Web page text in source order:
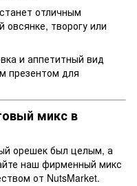
отличным
овсянке, творогу или
и аппетитный вид
презентом для
микс в
орешек был целым, а
наш фирменный микс
от NutsMarket.